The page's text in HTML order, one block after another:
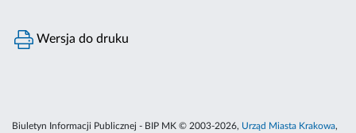
Wersja do druku
Biuletyn Informacji Publicznej - BIP MK © 2003-2026, Urząd Miasta Krakowa,